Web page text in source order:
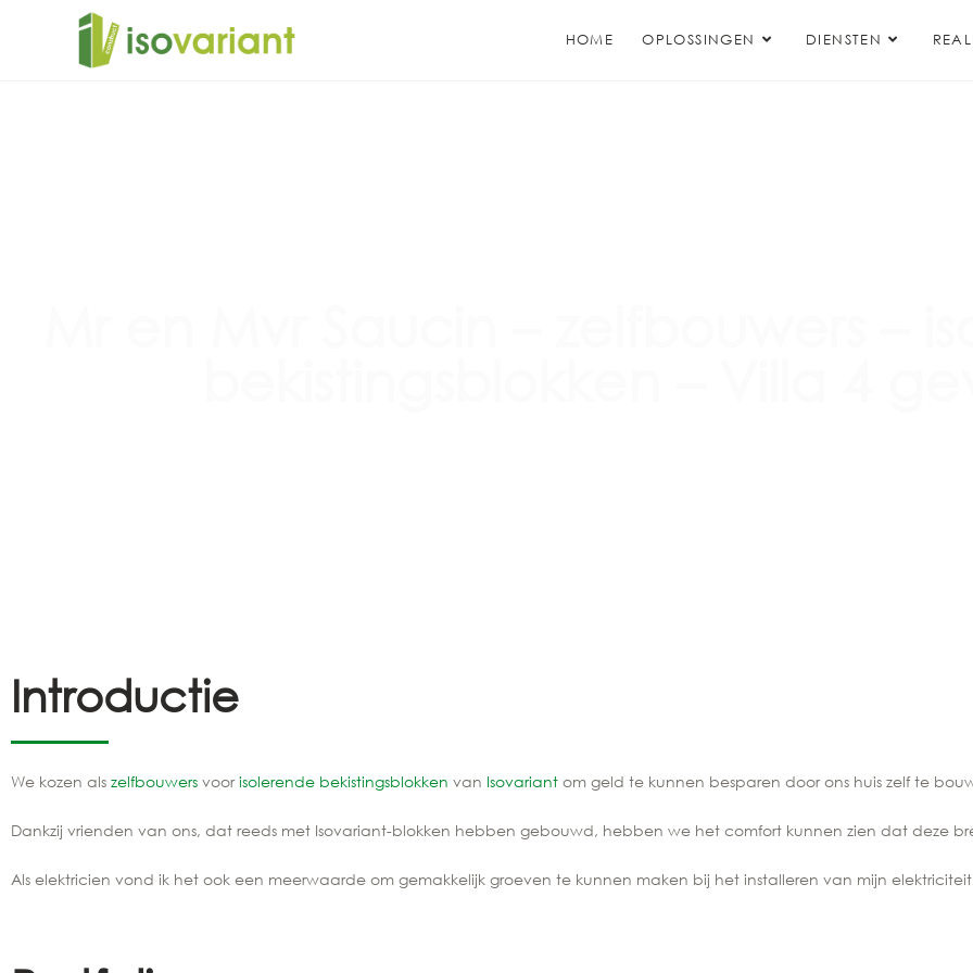
HOME OPLOSSINGEN DIENSTEN
Introductie
We kozen als zelfbouwers voorisolerende bekistingsblokken van Isovariant om geld te kunnen besparen door ons huis zelf te
Dankzij vrienden van ons, dat reeds met Isovariant-blokken hebben gebouwd, hebben we het comfort kunnen zien dat deze
Als elektricien vond ik het ook een meerwaarde om gemakkelijk groeven te kunnen maken bij het installeren van mijn